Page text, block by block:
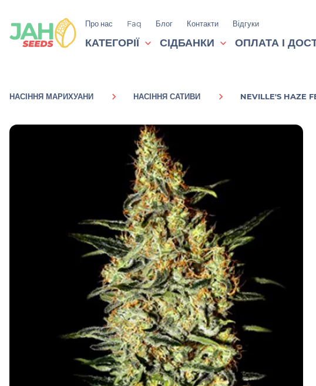
Про нас Faq Блог Контакти Відгуки
КАТЕГОРІЇ СІДБАНКИ ОПЛАТА І
НАСІННЯ МАРИХУАНИ НАСІННЯ САТИВИ NEVILLE'S HAZE